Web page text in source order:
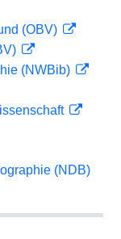
(OBV)
(NWBib)
(NDB)